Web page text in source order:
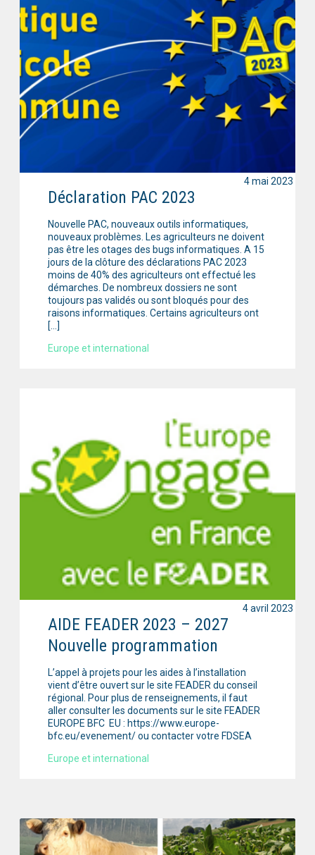
Déclaration PAC 2023
Nouvelle PAC, nouveaux outils informatiques,
nouveaux problèmes. Les agriculteurs ne doivent
pas être les otages des bugs informatiques. A 15
jours de la clôture des déclarations PAC 2023
moins de 40% des agriculteurs ont effectué les
démarches. De nombreux dossiers ne sont
toujours pas validés ou sont bloqués pour des
raisons informatiques. Certains agriculteurs ont
[…]
Europe et international
4 mai 2023
AIDE FEADER 2023 – 2027
Nouvelle programmation
L’appel à projets pour les aides à l’installation
vient d’être ouvert sur le site FEADER du conseil
régional. Pour plus de renseignements, il faut
aller consulter les documents sur le site FEADER
EUROPE BFC EU : https://www.europe-
bfc.eu/evenement/ ou contacter votre FDSEA
Europe et international
4 avril 2023